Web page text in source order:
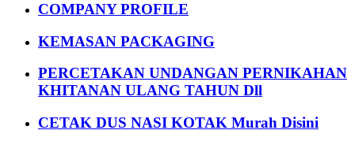
COMPANY PROFILE
KEMASAN PACKAGING
PERCETAKAN UNDANGAN PERNIKAHAN
KHITANAN ULANG TAHUN Dll
CETAK DUS NASI KOTAK Murah Disini